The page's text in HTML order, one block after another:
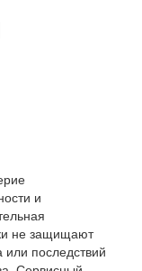
и
не защищают
или последствий